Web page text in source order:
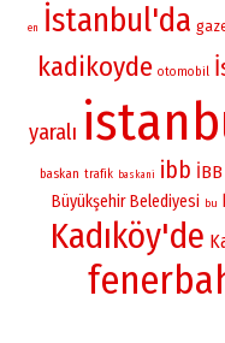
en İstanbul'da
kadikoyde otomobil
yaralı
baskan trafik baskani ibb İBB
Büyükşehir Belediyesi bu
Kadıköy'de